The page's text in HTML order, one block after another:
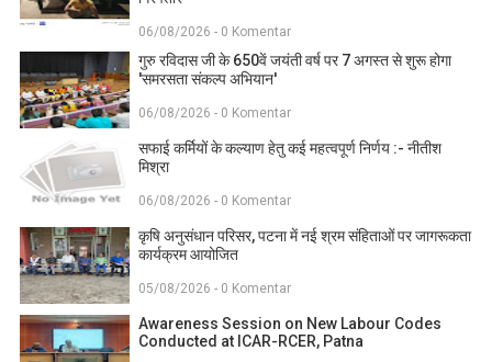
06/08/2026 - 0 Komentar
गुरु रविदास जी के 650वें जयंती वर्ष पर 7 अगस्त से शुरू होगा
'समरसता संकल्प अभियान'
06/08/2026 - 0 Komentar
सफाई कर्मियों के कल्याण हेतु कई महत्वपूर्ण निर्णय :- नीतीश
मिश्रा
06/08/2026 - 0 Komentar
कृषि अनुसंधान परिसर, पटना में नई श्रम संहिताओं पर जागरूकता
कार्यक्रम आयोजित
05/08/2026 - 0 Komentar
Awareness Session on New Labour Codes
Conducted at ICAR-RCER, Patna